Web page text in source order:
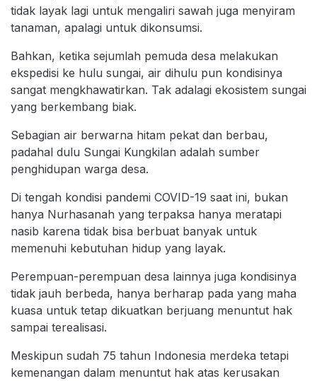
tidak layak lagi untuk mengaliri sawah juga menyiram
tanaman, apalagi untuk dikonsumsi.
Bahkan, ketika sejumlah pemuda desa melakukan
ekspedisi ke hulu sungai, air dihulu pun kondisinya
sangat mengkhawatirkan. Tak adalagi ekosistem sungai
yang berkembang biak.
Sebagian air berwarna hitam pekat dan berbau,
padahal dulu Sungai Kungkilan adalah sumber
penghidupan warga desa.
Di tengah kondisi pandemi COVID-19 saat ini, bukan
hanya Nurhasanah yang terpaksa hanya meratapi
nasib karena tidak bisa berbuat banyak untuk
memenuhi kebutuhan hidup yang layak.
Perempuan-perempuan desa lainnya juga kondisinya
tidak jauh berbeda, hanya berharap pada yang maha
kuasa untuk tetap dikuatkan berjuang menuntut hak
sampai terealisasi.
Meskipun sudah 75 tahun Indonesia merdeka tetapi
kemenangan dalam menuntut hak atas kerusakan